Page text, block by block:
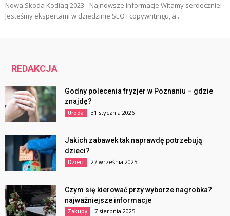
Nowa Skoda Kodiaq 2023 - Najnowsze informacje Witamy serdecznie!
Jesteśmy ekspertami w dziedzinie SEO i copywritingu, a...
REDAKCJA
Godny polecenia fryzjer w Poznaniu – gdzie
znajdę?
Uroda 31 stycznia 2026
Jakich zabawek tak naprawdę potrzebują
dzieci?
Dzieci 27 września 2025
Czym się kierować przy wyborze nagrobka?
najważniejsze informacje
Zakupy 7 sierpnia 2025